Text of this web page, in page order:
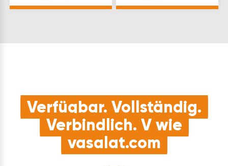
Verfügbar. Vollständig.
Verbindlich. V wie
vasalat.com